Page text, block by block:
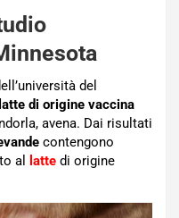
del
latte di origine vaccina
avena. Dai risultati
contengono
al
latte di origine